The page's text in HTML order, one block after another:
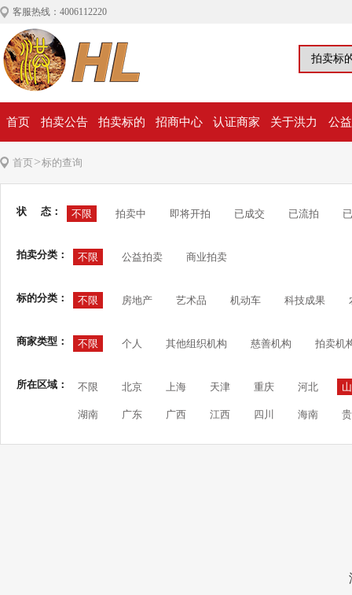
客服热线：4006112220
首页 拍卖公告 拍卖标的 招商中心 认证商家 关于洪力 公
首页>标的查询
状 态： 不限 拍卖中 即将开拍 已成交 已流拍
拍卖分类： 不限 公益拍卖 商业拍卖
标的分类： 不限 房地产 艺术品 机动车 科技成果
商家类型： 不限 个人 其他组织机构 慈善机构 拍卖机
所在区域： 不限 北京 上海 天津 重庆 河北
湖南 广东 广西 江西 四川 海南